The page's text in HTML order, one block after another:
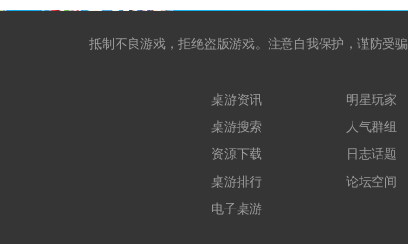
抵制不良游戏，拒绝盗版游戏。注意自我保护，谨防受
桌游资讯
桌游搜索
资源下载
桌游排行
电子桌游
明星玩家
人气群组
日志话题
论坛空间